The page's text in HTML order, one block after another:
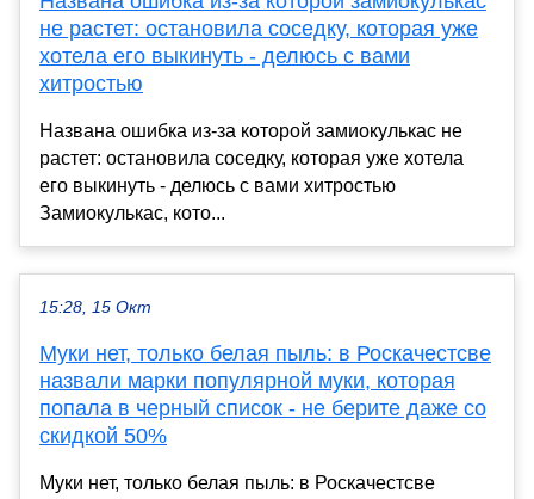
не растет: остановила соседку, которая уже
хотела его выкинуть - делюсь с вами
хитростью
Названа ошибка из-за которой замиокулькас не
растет: остановила соседку, которая уже хотела
его выкинуть - делюсь с вами хитростью
Замиокулькас, кото...
15:28, 15 Окт
Муки нет, только белая пыль: в Роскачестсве
назвали марки популярной муки, которая
попала в черный список - не берите даже со
скидкой 50%
Муки нет, только белая пыль: в Роскачестсве